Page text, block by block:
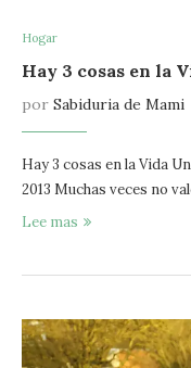
Hogar
Hay 3 cosas en la
por Sabiduria de Mami
Hay 3 cosas en la Vida
2013 Muchas veces no
Lee mas